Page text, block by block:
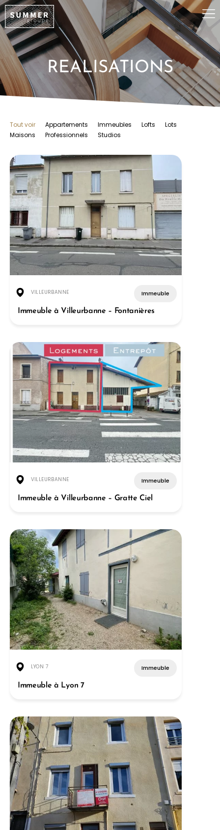
REALISATIONS
Tout voir Appartements Immeubles Lofts
Lots
Maisons
Professionnels Studios
VILLEURBANNE Immeuble
Immeuble à Villeurbanne – Fontanières
VILLEURBANNE Immeuble
Immeuble à Villeurbanne – Gratte Ciel
LYON 7 Immeuble
Immeuble à Lyon 7